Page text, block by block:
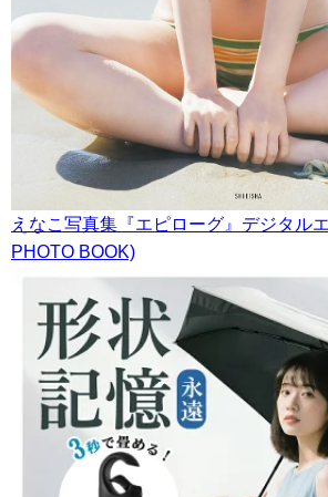
えなこ写真集『エピローグ』デジタル
PHOTO BOOK)